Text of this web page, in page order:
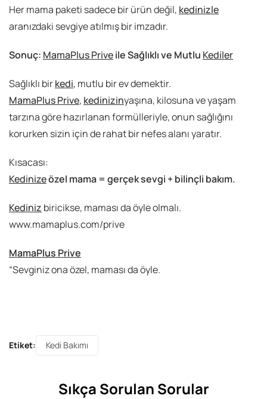
Her mama paketi sadece bir ürün değil, kedinizle
aranızdaki sevgiye atılmış bir imzadır.
Sonuç: MamaPlus Priveile Sağlıklı ve Mutlu Kediler
Sağlıklı birkedi, mutlu bir ev demektir.
MamaPlus Prive, kedinizinyaşına, kilosuna ve yaşam
tarzına göre hazırlanan formülleriyle, onun sağlığını
korurken sizin için de rahat bir nefes alanı yaratır.
Kısacası:
Kedinizeözel mama = gerçek sevgi + bilinçli bakım.
Kediniz biricikse, maması da öyle olmalı.
www.mamaplus.com/prive
MamaPlus Prive
“Sevginiz ona özel, maması da öyle.
Etiket: Kedi Bakımı
Sıkça Sorulan Sorular